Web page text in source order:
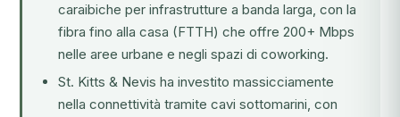
caraibiche per infrastrutture a banda larga, con la
fibra fino alla casa (FTTH) che offre 200+ Mbps
nelle aree urbane e negli spazi di coworking.
St. Kitts & Nevis ha investito massicciamente
nella connettività tramite cavi sottomarini, con